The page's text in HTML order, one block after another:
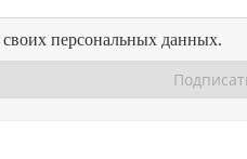
своих персональных данных.